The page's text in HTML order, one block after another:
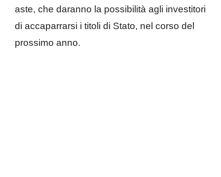
aste, che daranno la possibilità agli investitori
di accaparrarsi i titoli di Stato, nel corso del
prossimo anno.